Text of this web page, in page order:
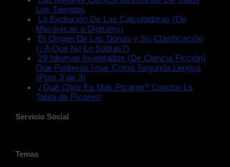
Los Tiempos
La Evolución De Las Calculadoras (De
Mecánicas a Digitales)
El Origen De Las Donas y Su Clasificación
(¿A Que No Lo Sabias?)
29 Idiomas Inventados (De Ciencia Ficción)
Que Pudieras Usar Como Segunda Lengua
(Post 3 de 3)
¿Qué Chile Es Mas Picante? Conoce La
Tabla de Picores!
Servicio Social
Temas